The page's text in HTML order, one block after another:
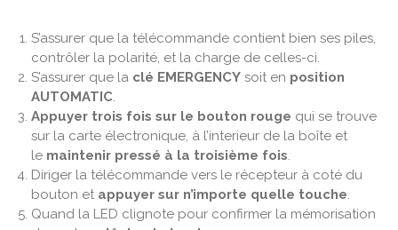
S’assurer que la télécommande contient bien ses piles,
contrôler la polarité, et la charge de celles-ci.
S’assurer que la clé EMERGENCY soit en position
AUTOMATIC.
Appuyer trois fois sur le bouton rouge qui se trouve
sur la carte électronique, à l’interieur de la boîte et
le maintenir pressé à la troisième fois.
Diriger la télécommande vers le récepteur à coté du
bouton et appuyer sur n’importe quelle touche.
Quand la LED clignote pour confirmer la mémorisation